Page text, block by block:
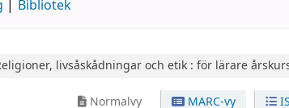
Bibliotek
livsåskådningar och etik : för lärare
Normalvy MARC-vy